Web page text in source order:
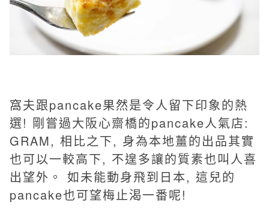
窩夫跟pancake果然是令人留下印象的熱
選! 剛嘗過大阪心齋橋的pancake人氣店:
GRAM, 相比之下, 身為本地薑的出品其實
也可以一較高下, 不遑多讓的質素也叫人喜
出望外。 如未能動身飛到日本, 這兒的
pancake也可望梅止渴一番呢!